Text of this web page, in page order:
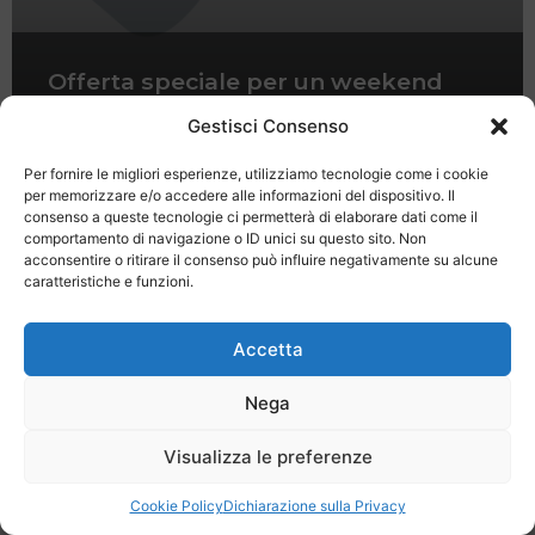
Gestisci Consenso
Per fornire le migliori esperienze, utilizziamo tecnologie come i cookie
per memorizzare e/o accedere alle informazioni del dispositivo. Il
consenso a queste tecnologie ci permetterà di elaborare dati come il
comportamento di navigazione o ID unici su questo sito. Non
acconsentire o ritirare il consenso può influire negativamente su alcune
caratteristiche e funzioni.
Accetta
Nega
Visualizza le preferenze
Cookie PolicyDichiarazione sulla Privacy
Offerta speciale per un weekend
Last Minute
Registrati Contatti
SPECIALE LAST MINUTE - SH WEB